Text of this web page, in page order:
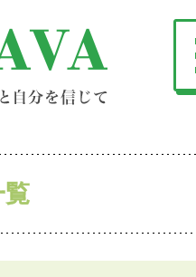
覧